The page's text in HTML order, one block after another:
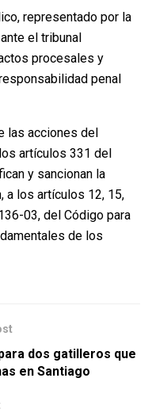
representado por la
el tribunal
procesales y
penal
las acciones del
artículos 331 del
y sancionan la
a los artículos 12, 15,
03, del Código para
de los
dos gatilleros que
en Santiago